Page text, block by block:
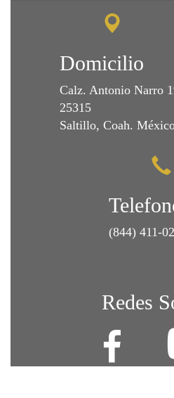
Domicilio
Calz. Antonio Narro
25315
Saltillo, Coah.
(844) 411-
Redes